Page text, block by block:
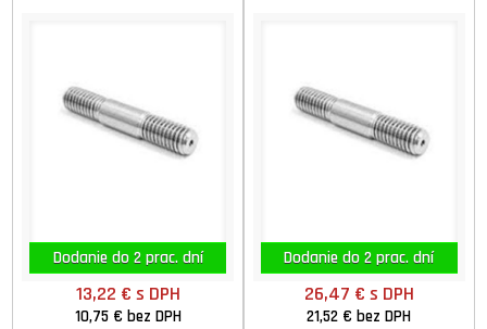
Dodanie do 2 prac. dní
13,22 € s DPH
10,75 € bez DPH
Dodanie do 2 prac. dní
26,47 € s DPH
21,52 €bez DPH